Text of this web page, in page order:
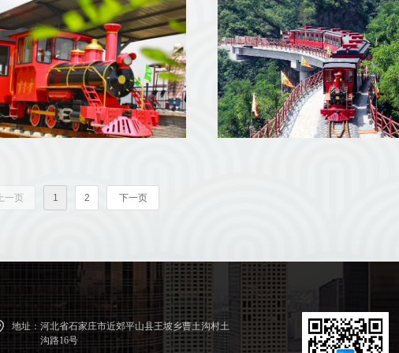
上一页 1 2 下一页
地址： 河北省石家庄市近郊平山县王坡乡曹土沟村土
沟路16号